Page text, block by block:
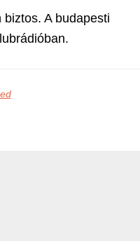
A budapesti